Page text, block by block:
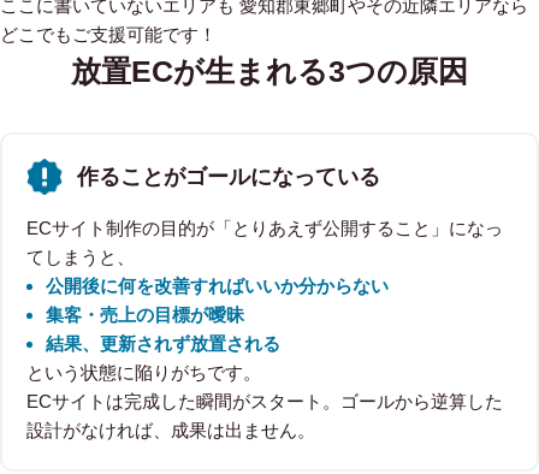
ここに書いていないエリアも 愛知郡東郷町やその近隣エリアなら
どこでもご支援可能です！
放置ECが生まれる3つの原因
作ることがゴールになっている
ECサイト制作の目的が「とりあえず公開すること」になっ
てしまうと、
公開後に何を改善すればいいか分からない
集客・売上の目標が曖昧
結果、更新されず放置される
という状態に陥りがちです。
ECサイトは完成した瞬間がスタート。ゴールから逆算した
設計がなければ、成果は出ません。